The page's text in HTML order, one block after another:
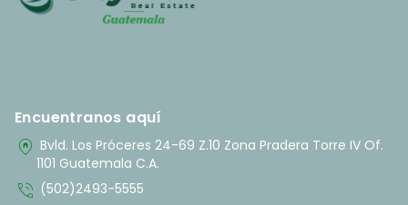
Encuentranos aquí
home_pin Bvld. Los Próceres 24-69 Z.10 Zona Pradera Torre IV Of.
1101 Guatemala C.A.
phone_in_talk (502)2493-5555